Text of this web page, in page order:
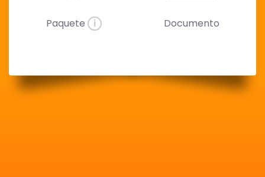
Paquete i Documento